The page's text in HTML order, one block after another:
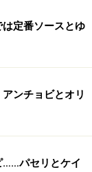
は定番ソースとゆ
ンチョビとオリ
……パセリとケイ